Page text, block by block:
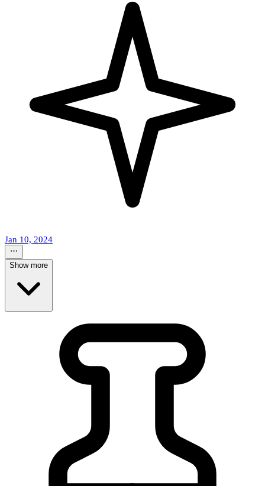
Jan 10, 2024
Show more